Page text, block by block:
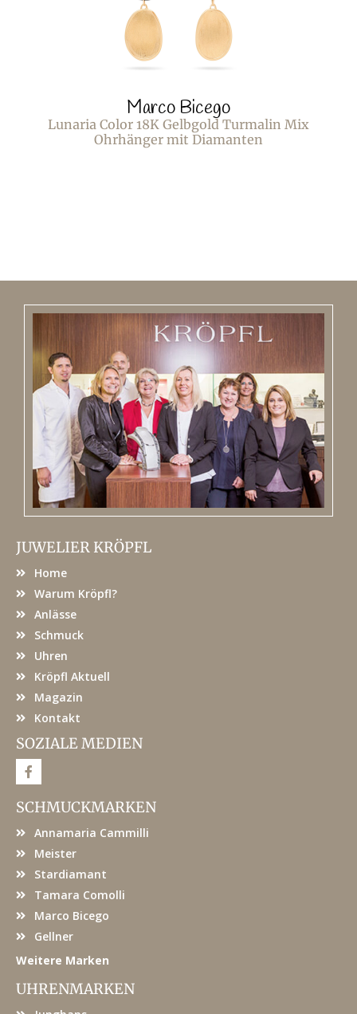
Marco Bicego
Lunaria Color 18K Gelbgold Turmalin Mix
Ohrhänger mit Diamanten
JUWELIER KRÖPFL
Home
Warum Kröpfl?
Anlässe
Schmuck
Uhren
Kröpfl Aktuell
Magazin
Kontakt
SOZIALE MEDIEN
F
a
e
b
o
SCHMUCKMARKEN
Annamaria Cammilli
Meister
Stardiamant
Tamara Comolli
Marco Bicego
Gellner
Weitere Marken
UHRENMARKEN